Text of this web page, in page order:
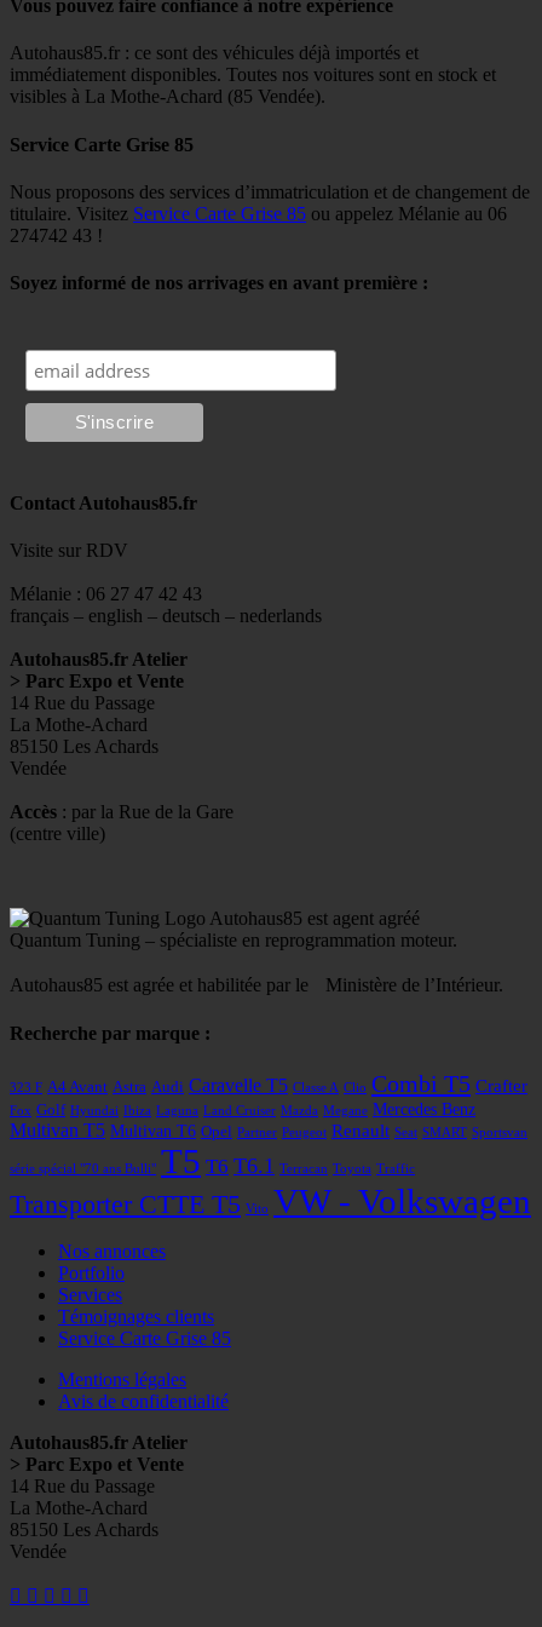
Vous pouvez faire confiance à notre expérience
Autohaus85.fr : ce sont des véhicules déjà importés et
immédiatement disponibles. Toutes nos voitures sont en stock et
visibles à La Mothe-Achard (85 Vendée).
Service Carte Grise 85
Nous proposons des services d’immatriculation et de changement de
titulaire. Visitez Service Carte Grise 85 ou appelez Mélanie au 06
274742 43 !
Soyez informé de nos arrivages en avant première :
Contact Autohaus85.fr
Visite sur RDV
Mélanie : 06 27 47 42 43
français – english – deutsch – nederlands
Autohaus85.fr Atelier
> Parc Expo et Vente
14 Rue du Passage
La Mothe-Achard
85150 Les Achards
Vendée
Accès : par la Rue de la Gare
(centre ville)
Autohaus85 est agent agréé
Quantum Tuning – spécialiste en reprogrammation moteur.
Autohaus85 est agrée et habilitée par le Ministère de l’Intérieur.
Recherche par marque :
323 F A4 Avant Astra Audi Caravelle T5 Classe A Clio Combi T5 Crafter
Fox Golf Hyundai Ibiza Laguna Land Cruiser Mazda Megane Mercedes Benz
Multivan T5 Multivan T6 Opel Partner Peugeot Renault Seat SMART Sportsvan
série spécial "70 ans Bulli" T5 T6 T6.1 Terracan Toyota Traffic
Transporter CTTE T5 Vito VW - Volkswagen
Nos annonces
Portfolio
Services
Témoignages clients
Service Carte Grise 85
Mentions légales
Avis de confidentialité
Autohaus85.fr Atelier
> Parc Expo et Vente
14 Rue du Passage
La Mothe-Achard
85150 Les Achards
Vendée
Facebook
Googleplus
E- Instagram